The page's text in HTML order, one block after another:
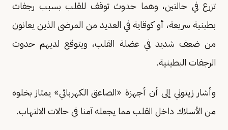
تزرع في حالتين، وهما حدوث توقف للقلب بسبب رجفات
بطينية سريعة، أو كوقاية في العديد من المرضى الذين يعانون
من ضعف شديد في عضلة القلب، ويتوقع لديهم حدوث
الرجفات البطينية.
وأشار زيتوني إلى أن أجهزة «الصاعق الكهربائي» يمتاز بخلوه
من الأسلاك داخل القلب مما يجعله آمنا في حالات الالتهاب.